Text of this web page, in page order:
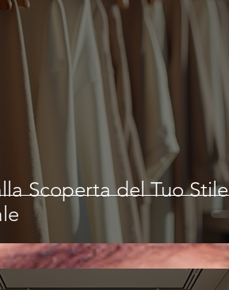
Scoperta del Tuo Stile